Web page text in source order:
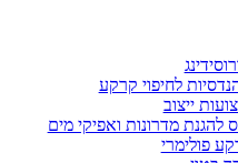
לחיפוי קרקע
להגנת מדרונות ואפיקי מים
פולימרי